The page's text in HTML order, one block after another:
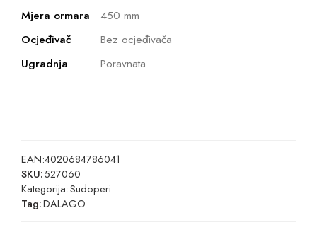
Mjera ormara
450 mm
Ocjeđivač
Bez ocjeđivača
Ugradnja
Poravnata
EAN:4020684786041
SKU:527060
Kategorija:Sudoperi
Tag:DALAGO